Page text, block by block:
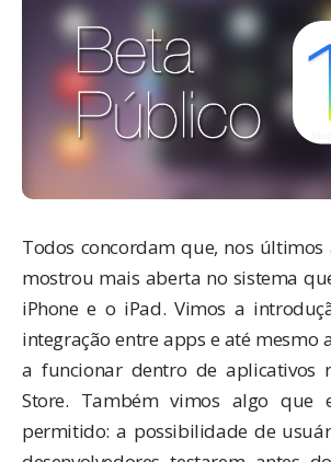
Todos concordam que, nos últimos
mostrou mais aberta no sistema
iPhone e o iPad. Vimos a
integração entre apps e até mesmo
a funcionar dentro de aplicativos
Store. Também vimos algo que
permitido: a possibilidade de